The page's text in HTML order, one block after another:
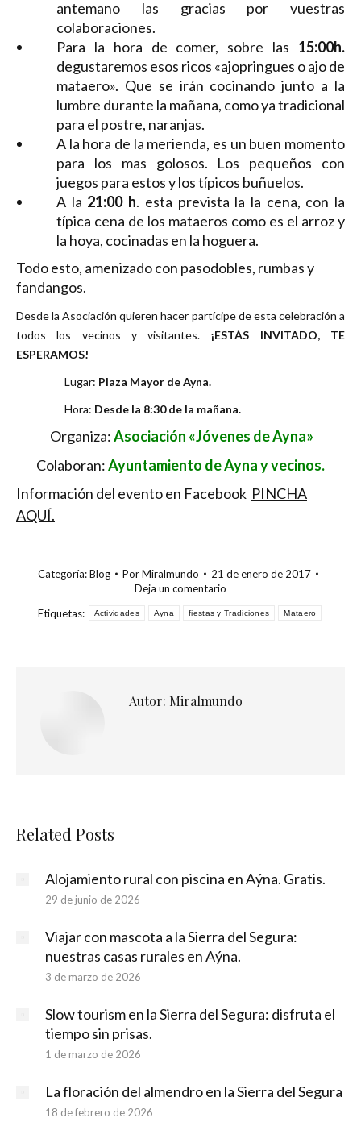
antemano las gracias por vuestras
colaboraciones.
Para la hora de comer, sobre las 15:00h.
degustaremos esos ricos «ajopringues o ajo de
mataero». Que se irán cocinando junto a la
lumbre durante la mañana, como ya tradicional
para el postre, naranjas.
A la hora de la merienda, es un buen momento
para los mas golosos. Los pequeños con
juegos para estos y los típicos buñuelos.
A la 21:00 h. esta prevista la la cena, con la
típica cena de los mataeros como es el arroz y
la hoya, cocinadas en la hoguera.
Todo esto, amenizado con pasodobles, rumbas y
fandangos.
Desde la Asociación quieren hacer partícipe de esta celebración a
todos los vecinos y visitantes. ¡ESTÁS INVITADO, TE
ESPERAMOS!
Lugar: Plaza Mayor de Ayna.
Hora: Desde la 8:30 de la mañana.
Organiza:Asociación «Jóvenes de Ayna»
Colaboran:Ayuntamiento de Ayna y vecinos.
Información del evento en Facebook PINCHA
AQUÍ.
Categoría:Blog PorMiralmundo
21 de enero de 2017
Deja un comentario
Etiquetas:
Actividades Ayna fiestas y Tradiciones Mataero
Autor: Miralmundo
Related Posts
Alojamiento rural con piscina en Aýna. Gratis.
29 de junio de 2026
Viajar con mascota a la Sierra del Segura:
nuestras casas rurales en Aýna.
3 de marzo de 2026
Slow tourism en la Sierra del Segura: disfruta el
tiempo sin prisas.
1 de marzo de 2026
La floración del almendro en la Sierra del Segura
18 de febrero de 2026